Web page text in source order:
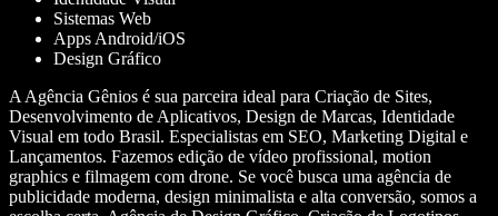
Sistemas Web
Apps Android/iOS
Design Gráfico
A Agência Gênios é sua parceira ideal para Criação de Sites,
Desenvolvimento de Aplicativos, Design de Marcas, Identidade
Visual em todo Brasil. Especialistas em SEO, Marketing Digital e
Lançamentos. Fazemos edição de vídeo profissional, motion
graphics e filmagem com drone. Se você busca uma agência de
publicidade moderna, design minimalista e alta conversão, somos a